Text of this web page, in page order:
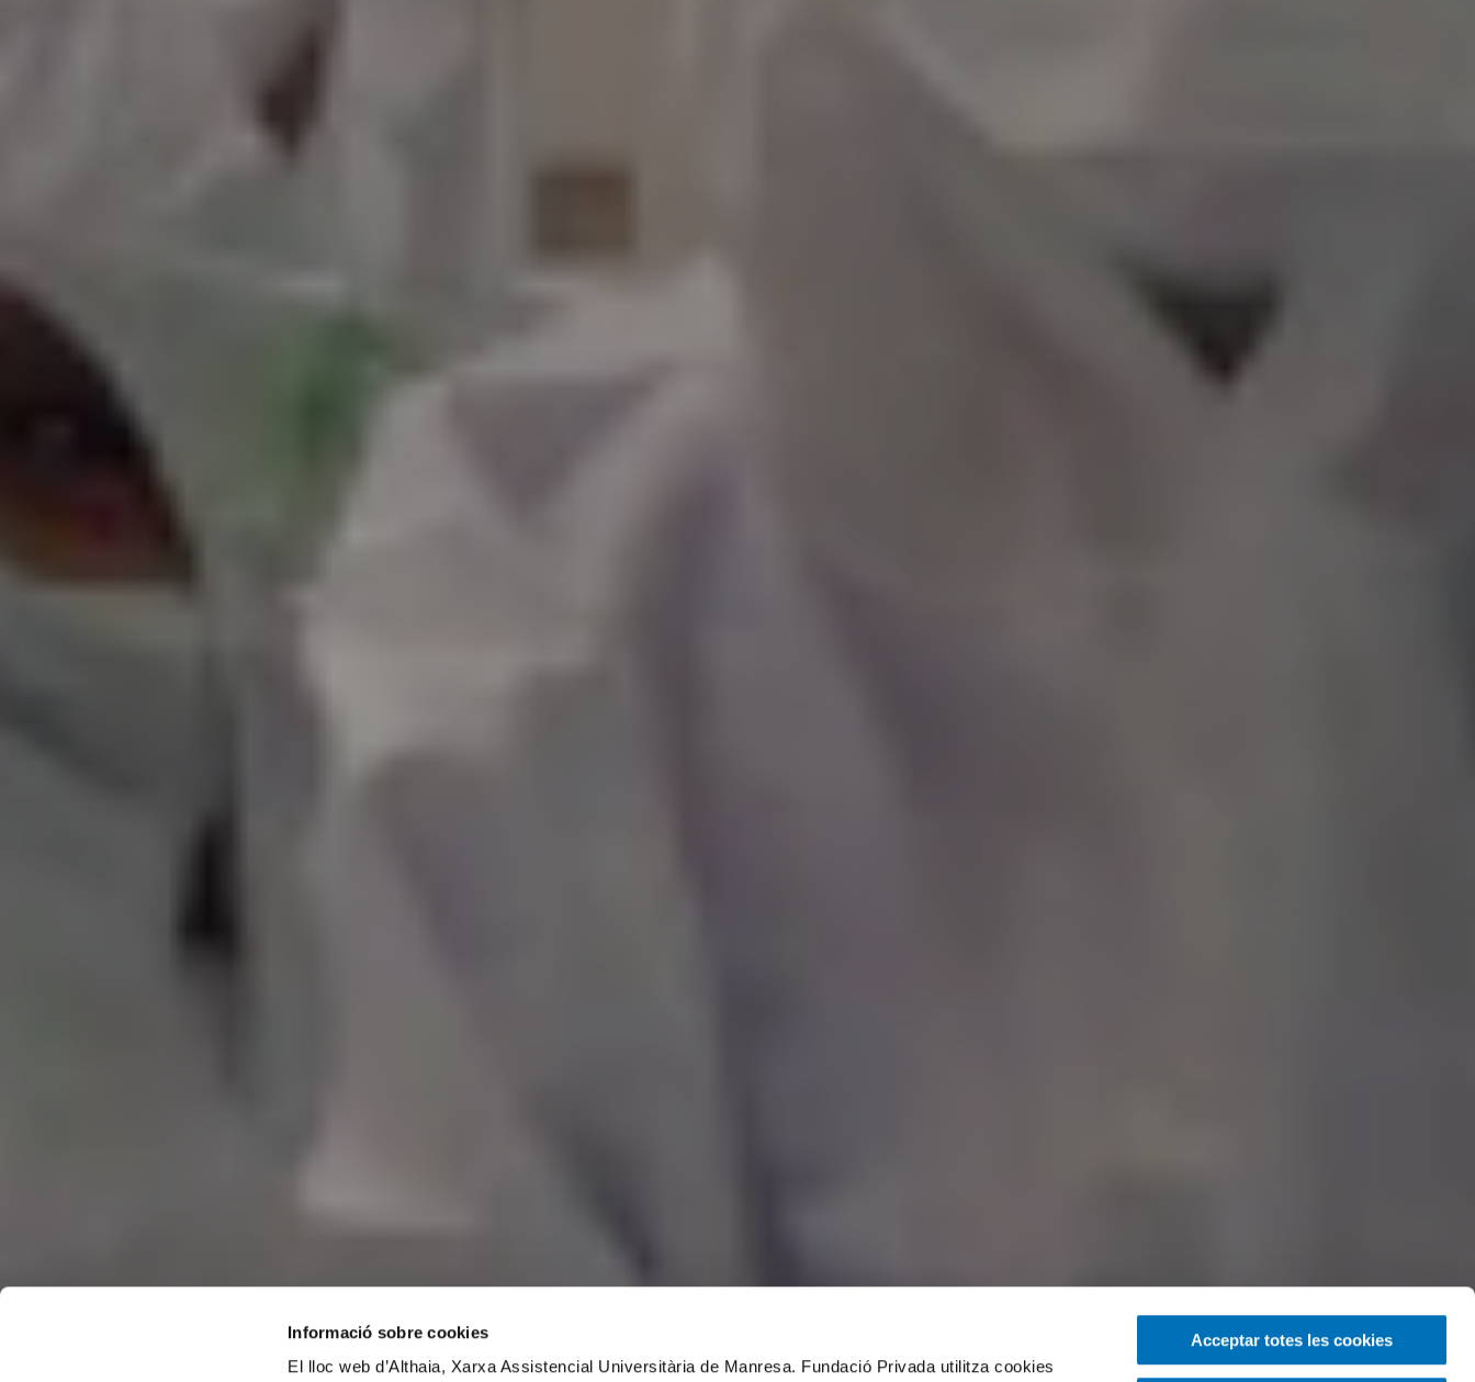
Informació sobre cookies
El lloc web d’Althaia, Xarxa Assistencial Universitària de Manresa. Fundació Privada utilitza cookies
Acceptar totes les cookies